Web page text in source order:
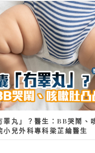
睪丸」？醫生：BB哭鬧、
小兒外科專科梁芷綸醫生